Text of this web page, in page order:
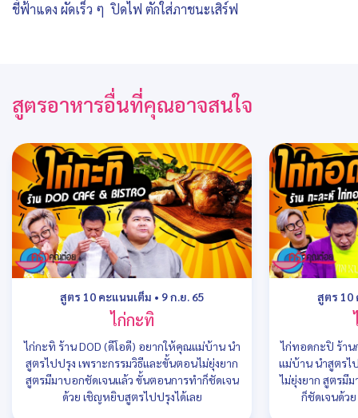
ชี้ฟ้าแดง ผัดเร็ว ๆ ปิดไฟ ตักใส่ภาชนะเสิร์ฟ
สูตรอาหารอื่นที่คุณอาจสนใจ
สูตร 10 คะแนนเต็ม • 9 ก.ย. 65
ไก่กะทิ
ไก่กะทิ ร้าน DOD (ดีโอดี) อยากให้คุณแม่บ้าน นำ
สูตรไปปรุง เพราะกรรมวิธีและขั้นตอนไม่ยุ่งยาก
สูตรมีมาบอกชัดเจนแล้ว ขั้นตอนการทำก็ชัดเจน
ด้วย เชิญหยิบสูตรไปปรุงได้เลย
สูตร 10
ไก่ทอดกะปิ ร้า
แม่บ้าน นำสูตรไ
ไม่ยุ่งยาก สูตรมี
ก็ชัดเจนด้ว